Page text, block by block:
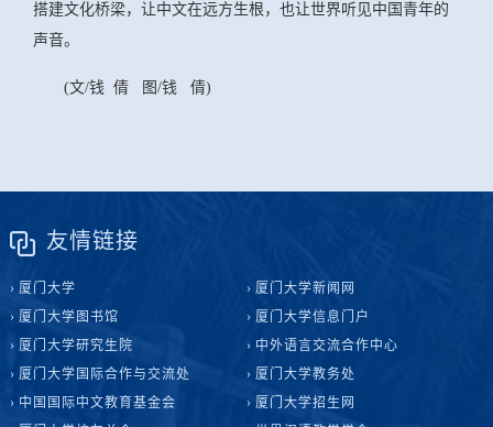
搭建文化桥梁，让中文在远方生根，也让世界听见中国青年的
声音。
(文/钱 倩 图/钱 倩)
友情链接
厦门大学
厦门大学新闻网
厦门大学图书馆
厦门大学信息门户
厦门大学研究生院
中外语言交流合作中心
厦门大学国际合作与交流处
厦门大学教务处
中国国际中文教育基金会
厦门大学招生网